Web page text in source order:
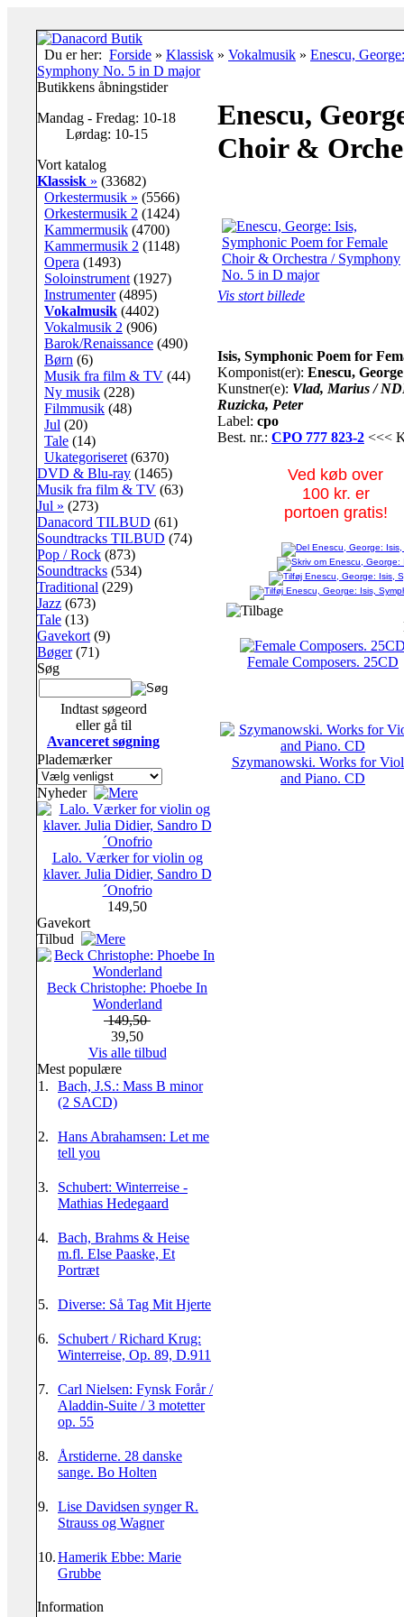
Du er her: Forside » Klassisk » Vokalmusik » Enescu,
Symphony No. 5 in D major
Butikkens åbningstider
Mandag - Fredag: 10-18
Lørdag: 10-15
Vort katalog
Klassisk » (33682)
Orkestermusik » (5566)
Orkestermusik 2 (1424)
Kammermusik (4700)
Kammermusik 2 (1148)
Opera (1493)
Soloinstrument (1927)
Instrumenter(4895)
Vokalmusik (4402)
Vokalmusik 2 (906)
Barok/Renaissance (490)
Børn (6)
Musik fra film & TV (44)
Ny musik (228)
Filmmusik (48)
Jul (20)
Tale (14)
Ukategoriseret (6370)
DVD & Blu-ray (1465)
Musik fra film & TV (63)
Jul » (273)
Danacord TILBUD (61)
Soundtracks TILBUD (74)
Pop / Rock (873)
Soundtracks (534)
Traditional (229)
Jazz (673)
Tale (13)
Gavekort (9)
Bøger(71)
Søg
Indtast søgeord
eller gå til
Avanceret søgning
Plademærker
Nyheder
Lalo. Værker for violin og
klaver. Julia Didier, Sandro D
´Onofrio
149,50
Gavekort
Tilbud
Beck Christophe: Phoebe In
Wonderland
149,50
39,50
Vis alle tilbud
Mest populære
1.
Bach, J.S.: Mass B minor
(2 SACD)
2.
Hans Abrahamsen: Let me
tell you
3.
Schubert: Winterreise -
Mathias Hedegaard
4.
Bach, Brahms & Heise
m.fl. Else Paaske, Et
Portræt
5. Diverse: Så Tag Mit Hjerte
6.
Schubert / Richard Krug:
Winterreise, Op. 89, D.911
7.
Carl Nielsen: Fynsk Forår /
Aladdin-Suite / 3 motetter
op. 55
8.
Årstiderne. 28 danske
sange. Bo Holten
9.
Lise Davidsen synger R.
Strauss og Wagner
10.Hamerik Ebbe: Marie
Grubbe
Information
Enescu,
Choir &
Vis stort billede
Isis, Symphonic Poem for
Komponist(er): Enescu, George
Kunstner(e): Vlad, Marius /
Ruzicka, Peter
Label: cpo
Best. nr.: CPO 777 823-2 <<<
Ved køb over
100 kr. er
portoen gratis!
Female Composers. 25CD
Szymanowski. Works for
and Piano. CD